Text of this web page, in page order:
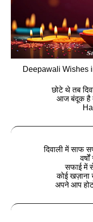
Deepawali Wishes
छोटे थे तब
आज बंदूक है
दिवाली में साफ
सफाई में
कोई खज़ाना
अपने आप